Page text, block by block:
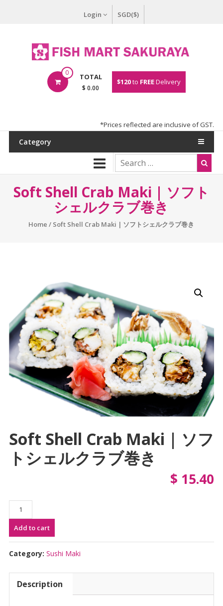
Login SGD($)
0 TOTAL
$ 0.00
$120to FREEDelivery
*Prices reflected are inclusive of GST.
Category
Soft Shell Crab Maki | ソフト
シェルクラブ巻き
Home / Soft Shell Crab Maki | ソフトシェルクラブ巻き
Soft Shell Crab Maki | ソフ
トシェルクラブ巻き
$ 15.40
Soft
Shell
Crab
Maki
|
フ
Add to cart
Category: Sushi Maki
Description